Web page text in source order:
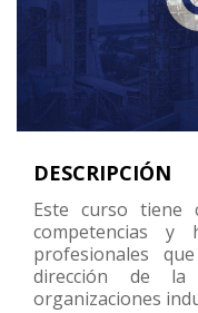
DESCRIPCIÓN
Este curso tiene
competencias y
profesionales
dirección de la
organizaciones